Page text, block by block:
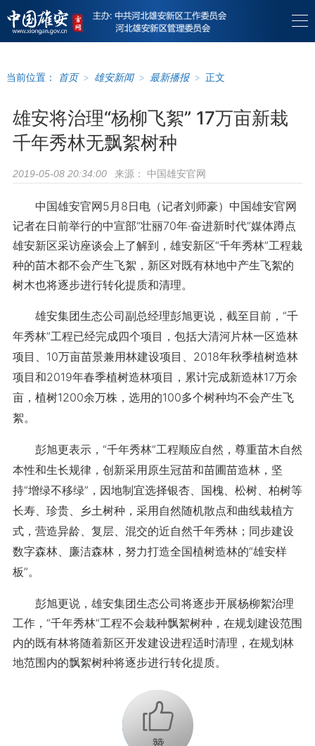
当前位置： 首页 > 雄安新闻 > 最新播报 > 正文
雄安将治理“杨柳飞絮” 17万亩新栽
千年秀林无飘絮树种
2019-05-08 20:34:00 来源： 中国雄安官网
中国雄安官网5月8日电（记者刘师豪）中国雄安官网
记者在日前举行的中宣部“壮丽70年·奋进新时代”媒体蹲点
雄安新区采访座谈会上了解到，雄安新区“千年秀林”工程栽
种的苗木都不会产生飞絮，新区对既有林地中产生飞絮的
树木也将逐步进行转化提质和清理。
雄安集团生态公司副总经理彭旭更说，截至目前，“千
年秀林”工程已经完成四个项目，包括大清河片林一区造林
项目、10万亩苗景兼用林建设项目、2018年秋季植树造林
项目和2019年春季植树造林项目，累计完成新造林17万余
亩，植树1200余万株，选用的100多个树种均不会产生飞
絮。
彭旭更表示，“千年秀林”工程顺应自然，尊重苗木自然
本性和生长规律，创新采用原生冠苗和苗圃苗造林，坚
持“增绿不移绿”，因地制宜选择银杏、国槐、松树、柏树等
长寿、珍贵、乡土树种，采用自然随机散点和曲线栽植方
式，营造异龄、复层、混交的近自然千年秀林；同步建设
数字森林、廉洁森林，努力打造全国植树造林的“雄安样
板”。
彭旭更说，雄安集团生态公司将逐步开展杨柳絮治理
工作，“千年秀林”工程不会栽种飘絮树种，在规划建设范围
内的既有林将随着新区开发建设进程适时清理，在规划林
地范围内的飘絮树种将逐步进行转化提质。
+1